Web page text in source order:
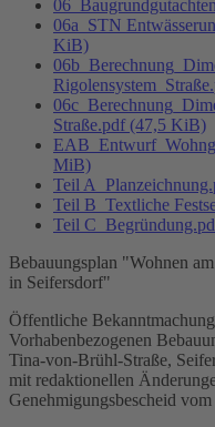
06a_STN
KiB)
Straße.pdf (47,5 KiB)
MiB)
Teil
Teil B_Textliche
Teil
Bebauungsplan "Wohnen
in Seifersdorf"
Öffentliche
Vorhabenbezogenen
Tina-von-Brühl-Straße,
mit redaktionellen
Genehmigungsbescheid